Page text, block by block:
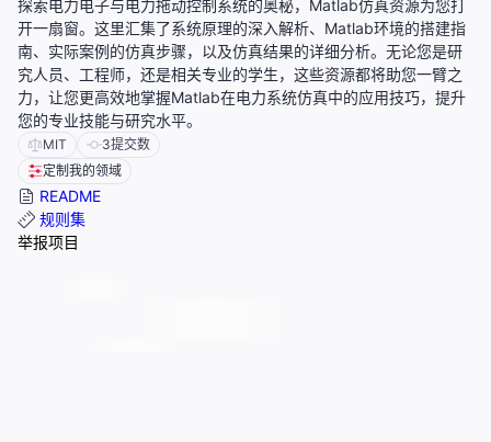
探索电力电子与电力拖动控制系统的奥秘，Matlab仿真资源为您打
开一扇窗。这里汇集了系统原理的深入解析、Matlab环境的搭建指
南、实际案例的仿真步骤，以及仿真结果的详细分析。无论您是研
究人员、工程师，还是相关专业的学生，这些资源都将助您一臂之
力，让您更高效地掌握Matlab在电力系统仿真中的应用技巧，提升
您的专业技能与研究水平。
MIT 3提交数
定制我的领域
README
规则集
举报项目